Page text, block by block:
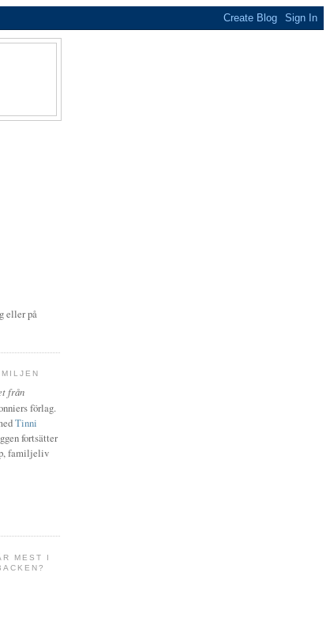
eller på
från
förlag.
Tinni
fortsätter
familjeliv
MEST I